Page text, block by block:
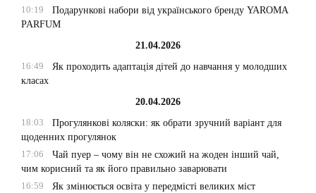
10:19
Подарункові набори від українського бренду YAROMA
PARFUM
21.04.2026
16:49
Як проходить адаптація дітей до навчання у молодших
класах
20.04.2026
18:03
Прогулянкові коляски: як обрати зручний варіант для
щоденних прогулянок
17:06
Чай пуер – чому він не схожий на жоден інший чай,
чим корисний та як його правильно заварювати
16:59
Як змінюється освіта у передмісті великих міст